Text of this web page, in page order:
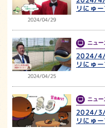
2024/04/29
リにゅ
2024/04/25
ニュー
2024/4/
リにゅ
ニュー
2024/3/
リにゅ